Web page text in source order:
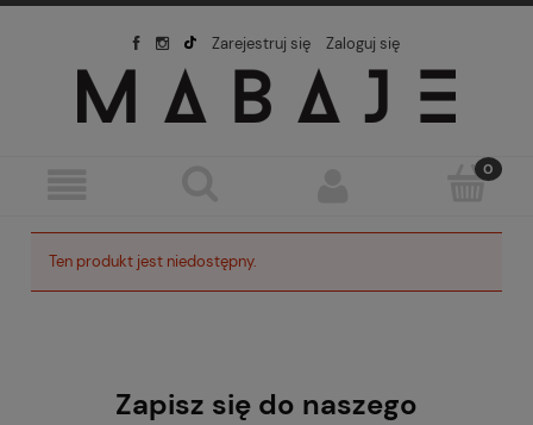
Zarejestruj się Zaloguj się
Ten produkt jest niedostępny.
Zapisz się do naszego